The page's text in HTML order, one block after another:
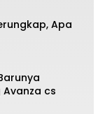
Apa
Avanza cs